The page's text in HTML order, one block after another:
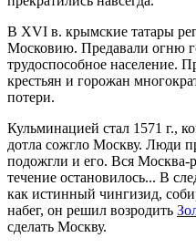
В XVI в. крымские татары
Московию. Предавали огню
трудоспособное население.
крестьян и горожан
потери.
Кульминацией стал 1571 г.,
дотла сожгло Москву. Люди
подожгли и его. Вся Москва-
течение остановилось... В
как истинный чингизид,
набег, он решил возродить
сделать Москву.